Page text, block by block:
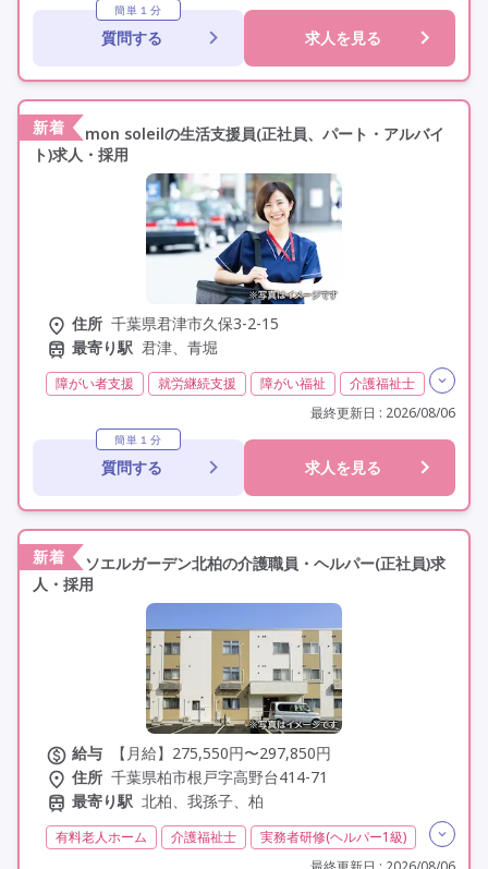
残業月20時間以内 常勤
非常勤
社会保険完備
交通費支給
年間休日110日以上
定年65歳以上
車通勤可
資格取得支援
研修制度あり
簡単１分
質問する 求人を見る
新着
mon soleilの生活支援員(正社員、パート・アルバイ
ト)求人・採用
住所 千葉県君津市久保3-2-15
最寄り駅 君津、青堀
障がい者支援 就労継続支援 障がい福祉
介護福祉士
初任者研修(ヘルパー2級)
日勤のみ 夜勤なし
残業月20時間以内
残業ほぼなし
常勤 非常勤
社会保険完備
最終更新日 : 2026/08/06
簡単１分
質問する 求人を見る
新着
ソエルガーデン北柏の介護職員・ヘルパー(正社員)求
人・採用
給与
【月給】275,550円〜297,850円
住所 千葉県柏市根戸字高野台414-71
最寄り駅 北柏、我孫子、柏
有料老人ホーム 介護福祉士
実務者研修(ヘルパー1級)
常勤